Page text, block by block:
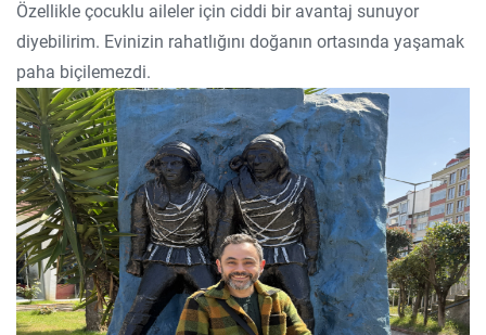
Özellikle çocuklu aileler için ciddi bir avantaj sunuyor
diyebilirim. Evinizin rahatlığını doğanın ortasında yaşamak
paha biçilemezdi.